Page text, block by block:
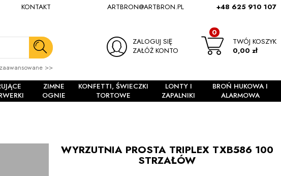
ARTBRON@ARTBRON.PL +48 625 910 107
>>
ZALOGUJ SIĘ
ZAŁÓŻ KONTO
TWÓJ KOSZYK
0
0,00 zł
KONTAKT
ZIMNE
OGNIE
KONFETTI, ŚWIECZKI
TORTOWE
LONTY I
ZAPALNIKI
BROŃ HUKOWA I
ALARMOWA
WYRZUTNIA PROSTA TRIPLEX TXB586 100
STRZAŁÓW